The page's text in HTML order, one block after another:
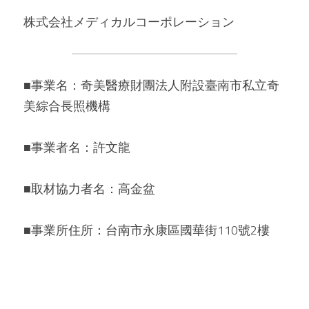
株式会社メディカルコーポレーション
■事業名：奇美醫療財團法人附設臺南市私立奇
美綜合長照機構
■事業者名：許文龍
■取材協力者名：高金盆
■事業所住所：台南市永康區國華街110號2樓